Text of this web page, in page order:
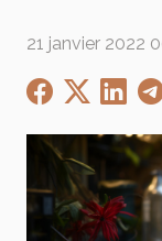
21 janvier 2022